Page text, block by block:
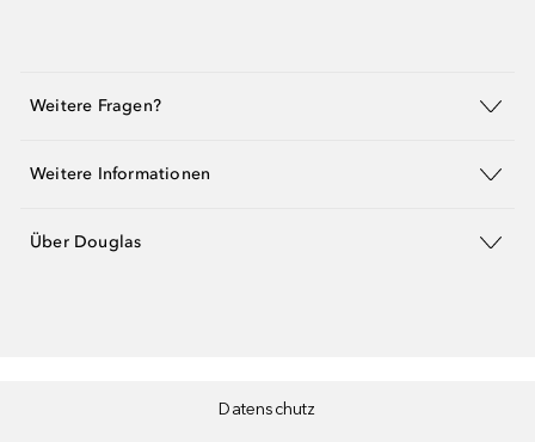
Weitere Fragen?
Weitere Informationen
Über Douglas
Datenschutz